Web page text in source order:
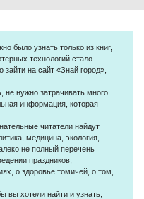
было узнать только из книг,
технологий стало
на сайт «Знай город»,
не нужно затрачивать много
информация, которая
читатели найдут
медицина, экология,
не полный перечень
праздников,
о здоровье томичей, о том,
вы хотели найти и узнать,